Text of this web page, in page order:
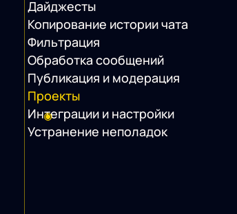
Дайджесты
Копирование истории чата
Фильтрация
Обработка сообщений
Публикация и модерация
Проекты
Интеграции и настройки
Устранение неполадок